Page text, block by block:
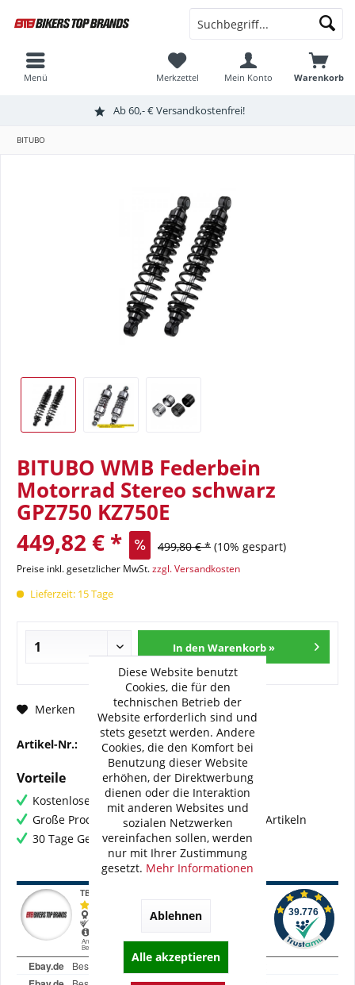
Ab 60,- € Versandkostenfrei!
Warenkorb
Merkzettel Mein Konto
Menü
BITUBO
BITUBO WMB Federbein
Motorrad Stereo schwarz
GPZ750 KZ750E
449,82 € * 499,80 € * (10% gespart)
Preise inkl. gesetzlicher MwSt.zzgl. Versandkosten
Lieferzeit: 15 Tage
In den Warenkorb »
Merken Fragen zum Artikel?
Artikel-Nr.: BI-K0061-WMB02V2
Vorteile
Kostenloser Versand ab € 60,- Bestellwert
Große Produktauswahl mit mehr als 80.000 Artikeln
30 Tage Geld-Zurück-Garantie
Diese Website benutzt
Cookies, die für den
technischen Betrieb der
Website erforderlich sind und
stets gesetzt werden. Andere
Cookies, die den Komfort bei
Benutzung dieser Website
erhöhen, der Direktwerbung
dienen oder die Interaktion
mit anderen Websites und
sozialen Netzwerken
vereinfachen sollen, werden
nur mit Ihrer Zustimmung
gesetzt. Mehr Informationen
Ablehnen
Alle akzeptieren